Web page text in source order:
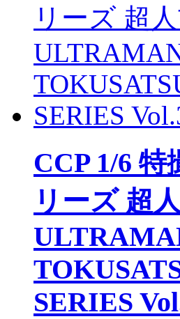
CCP 1/6 特
リーズ 超
SERIES